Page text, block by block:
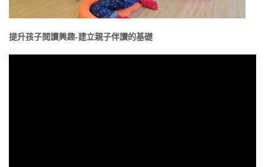
提升孩子閱讀興趣-建立親子伴讀的基礎